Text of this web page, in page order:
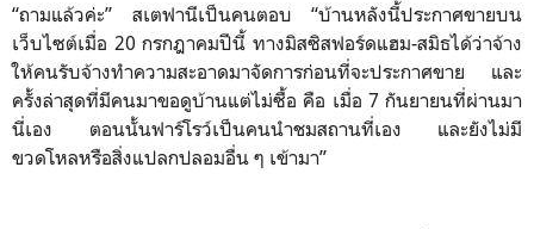
“ถามแล้วค่ะ” สเตฟานีเป็นคนตอบ “บ้านหลังนี้ประกาศขายบน
เว็บไซต์เมื่อ 20 กรกฎาคมปีนี้ ทางมิสซิสฟอร์ดแฮม-สมิธได้ว่าจ้าง
ให้คนรับจ้างทำความสะอาดมาจัดการก่อนที่จะประกาศขาย และ
ครั้งล่าสุดที่มีคนมาขอดูบ้านแต่ไม่ซื้อ คือ เมื่อ 7 กันยายนที่ผ่านมา
นี่เอง ตอนนั้นฟาร์โรว์เป็นคนนำชมสถานที่เอง และยังไม่มี
ขวดโหลหรือสิ่งแปลกปลอมอื่น ๆ เข้ามา”